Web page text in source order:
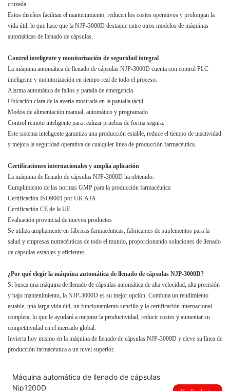
cruzada.
Estos diseños facilitan el mantenimiento, reducen los costes operativos y prolongan la
vida útil, lo que hace que la NJP-3000D destaque entre otros modelos de máquinas
automáticas de llenado de cápsulas.
Control inteligente y monitorización de seguridad integral
La máquina automática de llenado de cápsulas NJP-3000D cuenta con control PLC
inteligente y monitorización en tiempo real de todo el proceso:
Alarma automática de fallos y parada de emergencia
Ubicación clara de la avería mostrada en la pantalla táctil.
Modos de alimentación manual, automático y programado
Control remoto inteligente para realizar pruebas de forma segura.
Este sistema inteligente garantiza una producción estable, reduce el tiempo de inactividad
y mejora la seguridad operativa de cualquier línea de producción farmacéutica.
Certificaciones internacionales y amplia aplicación
La máquina de llenado de cápsulas NJP-3000D ha obtenido:
Cumplimiento de las normas GMP para la producción farmacéutica
Certificación ISO9001 por UK AJA
Certificación CE de la UE
Evaluación provincial de nuevos productos
Se utiliza ampliamente en fábricas farmacéuticas, fabricantes de suplementos para la
salud y empresas nutracéuticas de todo el mundo, proporcionando soluciones de llenado
de cápsulas estables y eficientes.
¿Por qué elegir la máquina automática de llenado de cápsulas NJP-3000D?
Si busca una máquina de llenado de cápsulas automática de alta velocidad, alta precisión
y bajo mantenimiento, la NJP-3000D es su mejor opción. Combina un rendimiento
estable, una larga vida útil, un funcionamiento sencillo y la certificación internacional
completa, lo que le ayudará a mejorar la productividad, reducir costes y aumentar su
competitividad en el mercado global.
Invierta hoy mismo en la máquina de llenado de cápsulas NJP-3000D y eleve su línea de
producción farmacéutica a un nivel superior.
Máquina automática de llenado de cápsulas
Njp1200D